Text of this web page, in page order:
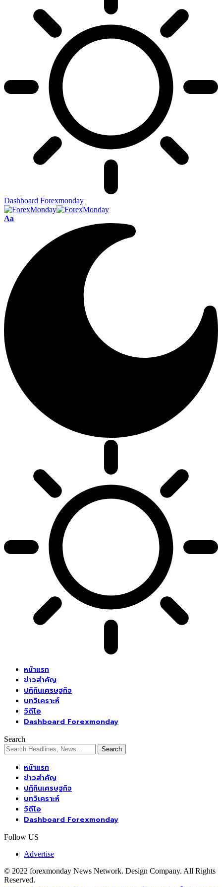
Dashboard Forexmonday
Aa
หน้าแรก
ข่าวสำคัญ
ปฏิทินเศรษฐกิจ
บทวิเคราะห์
วิดีโอ
Dashboard Forexmonday
Search
หน้าแรก
ข่าวสำคัญ
ปฏิทินเศรษฐกิจ
บทวิเคราะห์
วิดีโอ
Dashboard Forexmonday
Follow US
Advertise
© 2022 forexmonday News Network. Design Company. All Rights
Reserved.